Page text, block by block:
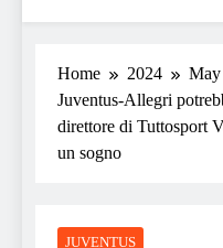
Home 2024 May
Juventus-Allegri
direttore di Tuttosport
un sogno
JUVENTUS